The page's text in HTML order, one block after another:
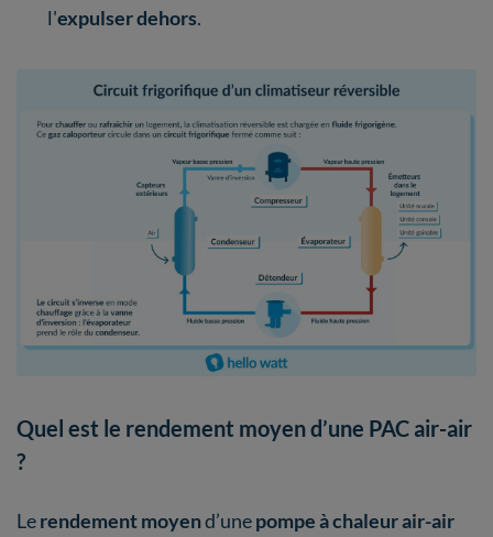
l'expulser dehors.
Quel est le rendement moyen d’une PAC air-air
?
Lerendement moyend’unepompe à chaleur air-air